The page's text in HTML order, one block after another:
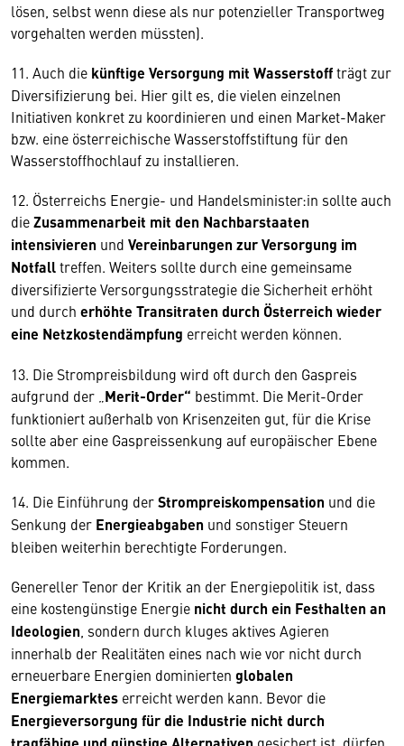
lösen, selbst wenn diese als nur potenzieller Transportweg
vorgehalten werden müssten).
11. Auch die künftige Versorgung mit Wasserstoffträgt zur
Diversifizierung bei. Hier gilt es, die vielen einzelnen
Initiativen konkret zu koordinieren und einen Market-Maker
bzw. eine österreichische Wasserstoffstiftung für den
Wasserstoffhochlauf zu installieren.
12. Österreichs Energie- und Handelsminister:in sollte auch
dieZusammenarbeit mit den Nachbarstaaten
intensivieren und Vereinbarungen zur Versorgung im
Notfalltreffen. Weiters sollte durch eine gemeinsame
diversifizierte Versorgungsstrategie die Sicherheit erhöht
und durch erhöhte Transitraten durch Österreich wieder
eine Netzkostendämpfung erreicht werden können.
13. Die Strompreisbildung wird oft durch den Gaspreis
aufgrund der „ Merit-Order“ bestimmt. Die Merit-Order
funktioniert außerhalb von Krisenzeiten gut, für die Krise
sollte aber eine Gaspreissenkung auf europäischer Ebene
kommen.
14. Die Einführung derStrompreiskompensation und die
Senkung der Energieabgaben und sonstiger Steuern
bleiben weiterhin berechtigte Forderungen.
Genereller Tenor der Kritik an der Energiepolitik ist, dass
eine kostengünstige Energie nicht durch ein Festhalten an
Ideologien , sondern durch kluges aktives Agieren
innerhalb der Realitäten eines nach wie vor nicht durch
erneuerbare Energien dominierten globalen
Energiemarktes erreicht werden kann. Bevor die
Energieversorgung für die Industrie nicht durch